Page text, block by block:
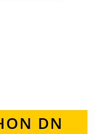
DN